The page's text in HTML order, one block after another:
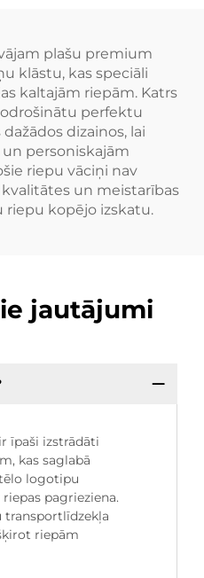
plašu premium
klāstu, kas speciāli
kaltajām riepām. Katrs
perfektu
dizainos, lai
personiskajām
riepu vāciņi nav
un meistarības
riepu kopējo izskatu.
jautājumi
īpaši izstrādāti
kas saglabā
logotipu
pagrieziena.
transportlīdzekļa
riepām